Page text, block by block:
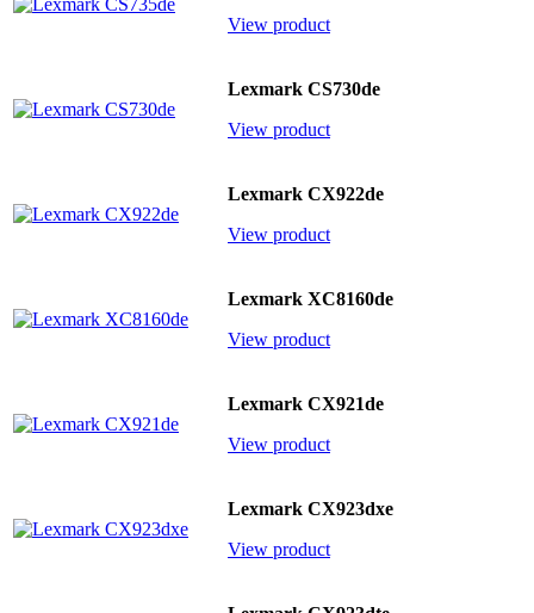
View product
Lexmark CS730de
View product
Lexmark CX922de
View product
Lexmark XC8160de
View product
Lexmark CX921de
View product
Lexmark CX923dxe
View product